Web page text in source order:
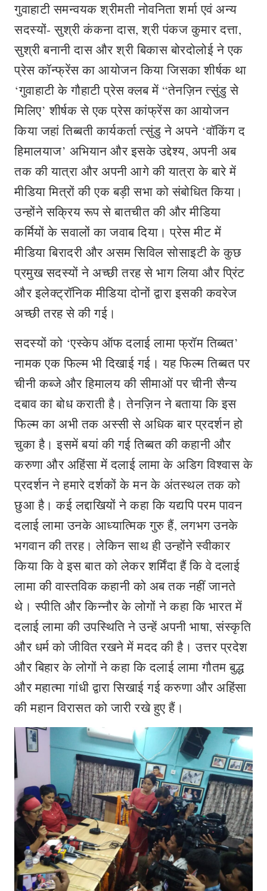
गुवाहाटी समन्वयक श्रीमती नोवनिता शर्मा एवं अन्य
सदस्यों- सुश्री कंकना दास, श्री पंकज कुमार दत्ता,
सुश्री बनानी दास और श्री बिकास बोरदोलोई ने एक
प्रेस कॉन्फ्रेंस का आयोजन किया जिसका शीर्षक था
‘गुवाहाटी के गौहाटी प्रेस क्लब में “तेनज़िन त्सुंडु से
मिलिए’ शीर्षक से एक प्रेस कांफ्रेंस का आयोजन
किया जहां तिब्बती कार्यकर्ता त्सुंडु ने अपने ‘वॉकिंग द
हिमालयाज’ अभियान और इसके उद्देश्य, अपनी अब
तक की यात्रा और अपनी आगे की यात्रा के बारे में
मीडिया मित्रों की एक बड़ी सभा को संबोधित किया।
उन्होंने सक्रिय रूप से बातचीत की और मीडिया
कर्मियों के सवालों का जवाब दिया। प्रेस मीट में
मीडिया बिरादरी और असम सिविल सोसाइटी के कुछ
प्रमुख सदस्यों ने अच्छी तरह से भाग लिया और प्रिंट
और इलेक्ट्रॉनिक मीडिया दोनों द्वारा इसकी कवरेज
अच्छी तरह से की गई।
सदस्यों को ‘एस्केप ऑफ दलाई लामा फ्रॉम तिब्बत’
नामक एक फिल्म भी दिखाई गई। यह फिल्म तिब्बत पर
चीनी कब्जे और हिमालय की सीमाओं पर चीनी सैन्य
दबाव का बोध कराती है। तेनज़िन ने बताया कि इस
फिल्म का अभी तक अस्सी से अधिक बार प्रदर्शन हो
चुका है। इसमें बयां की गई तिब्बत की कहानी और
करुणा और अहिंसा में दलाई लामा के अडिग विश्वास के
प्रदर्शन ने हमारे दर्शकों के मन के अंतस्थल तक को
छुआ है। कई लद्दाखियों ने कहा कि यद्यपि परम पावन
दलाई लामा उनके आध्यात्मिक गुरु हैं, लगभग उनके
भगवान की तरह। लेकिन साथ ही उन्होंने स्वीकार
किया कि वे इस बात को लेकर शर्मिंदा हैं कि वे दलाई
लामा की वास्तविक कहानी को अब तक नहीं जानते
थे। स्पीति और किन्नौर के लोगों ने कहा कि भारत में
दलाई लामा की उपस्थिति ने उन्हें अपनी भाषा, संस्कृति
और धर्म को जीवित रखने में मदद की है। उत्तर प्रदेश
और बिहार के लोगों ने कहा कि दलाई लामा गौतम बुद्ध
और महात्मा गांधी द्वारा सिखाई गई करुणा और अहिंसा
की महान विरासत को जारी रखे हुए हैं।